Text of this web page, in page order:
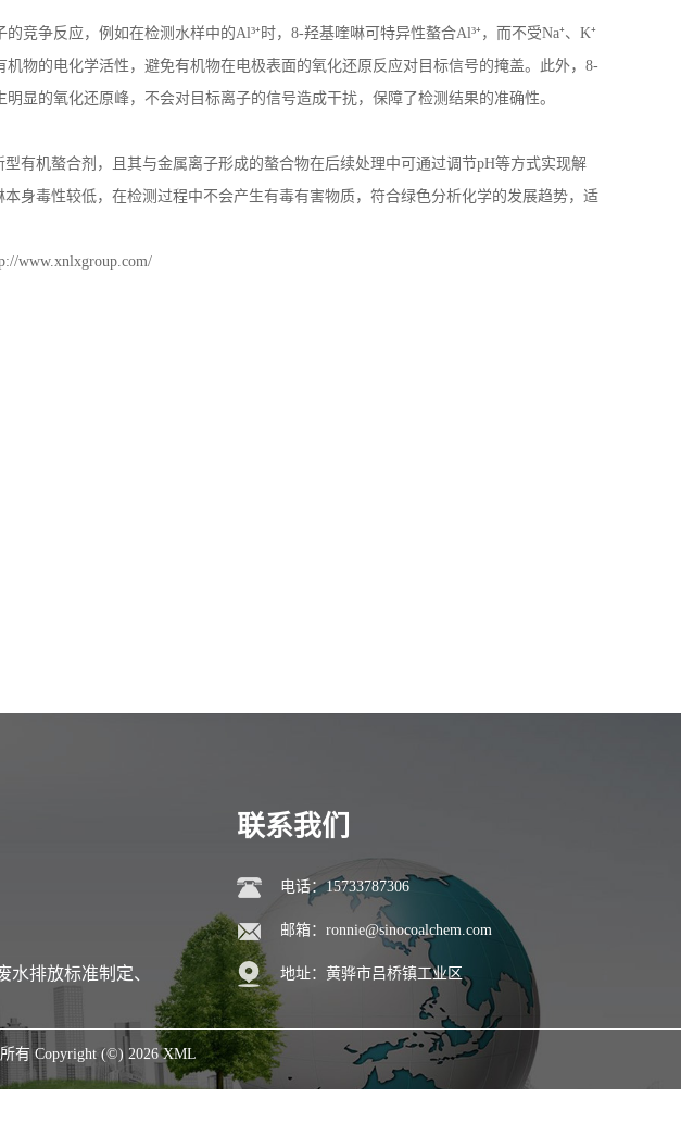
竞争反应，例如在检测水样中的Al³⁺时， 8-羟基喹啉可特异性螯合Al³⁺，而不受Na⁺、 K⁺
物的电化学活性，避免有机物在电极表面的氧化还原反应对目标信号的掩盖。此外， 8-
显的氧化还原峰，不会对目标离子的信号造成干扰，保障了检测结果的准确性。
有机螯合剂，且其与金属离子形成的螯合物在后续处理中可通过调节pH等方式实现解
本身毒性较低，在检测过程中不会产生有毒有害物质，符合绿色分析化学的发展趋势，适
www.xnlxgroup.com/
水排放标准制定、
联系我们
电话：15733787306
邮箱： ronnie@sinocoalchem.com
地址：黄骅市吕桥镇工业区
有 Copyright (©) 2026XML